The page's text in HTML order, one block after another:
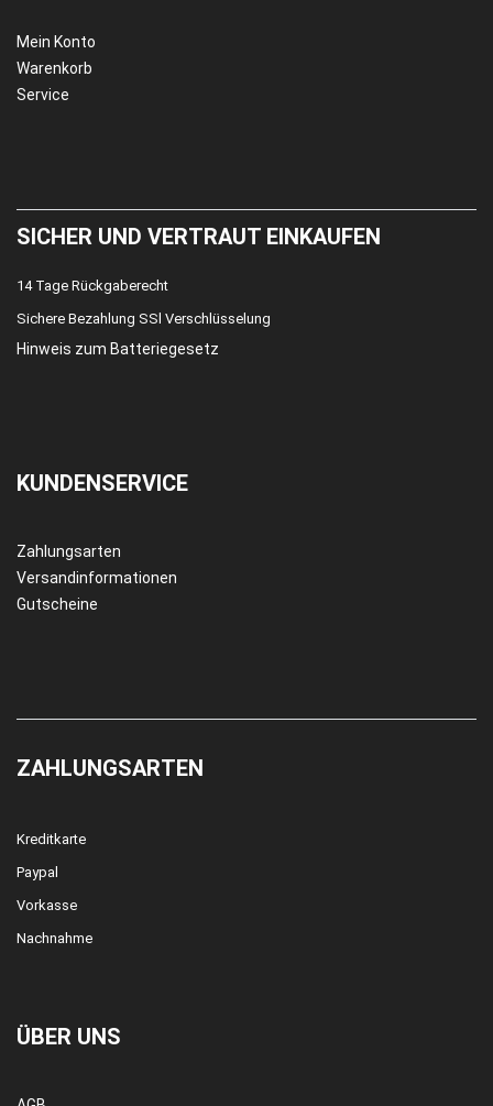
Mein Konto
Warenkorb
Service
SICHER UND VERTRAUT EINKAUFEN
14 Tage Rückgaberecht
Sichere Bezahlung SSl Verschlüsselung
Hinweis zum Batteriegesetz
KUNDENSERVICE
Zahlungsarten
Versandinformationen
Gutscheine
ZAHLUNGSARTEN
Kreditkarte
Paypal
Vorkasse
Nachnahme
ÜBER UNS